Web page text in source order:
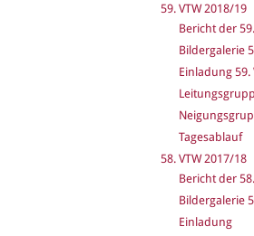
59. VTW 2018/19
Bericht der
Bildergalerie
Einladung 59.
Tagesablauf
58. VTW 2017/18
Bericht der
Bildergalerie
Einladung